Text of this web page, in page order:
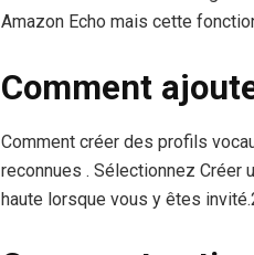
Amazon Echo mais cette
Comment
Comment créer des profils
reconnues . Sélectionnez Créer
haute lorsque vous y êtes